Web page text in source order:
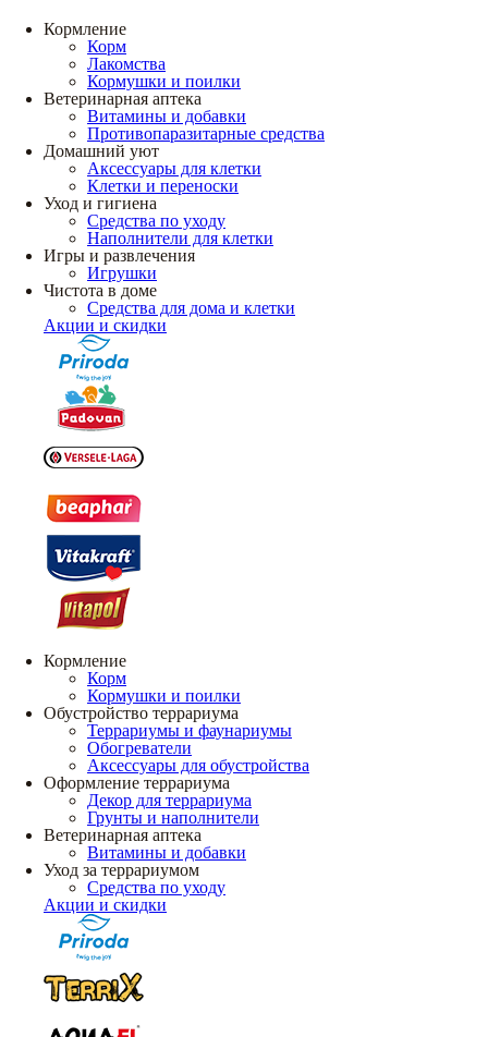
Кормление
Корм
Лакомства
Кормушки и поилки
Ветеринарная аптека
Витамины и добавки
Противопаразитарные средства
Домашний уют
Аксессуары для клетки
Клетки и переноски
Уход и гигиена
Средства по уходу
Наполнители для клетки
Игры и развлечения
Игрушки
Чистота в доме
Средства для дома и клетки
Акции и скидки
Кормление
Корм
Кормушки и поилки
Обустройство террариума
Террариумы и фаунариумы
Обогреватели
Аксессуары для обустройства
Оформление террариума
Декор для террариума
Грунты и наполнители
Ветеринарная аптека
Витамины и добавки
Уход за террариумом
Средства по уходу
Акции и скидки